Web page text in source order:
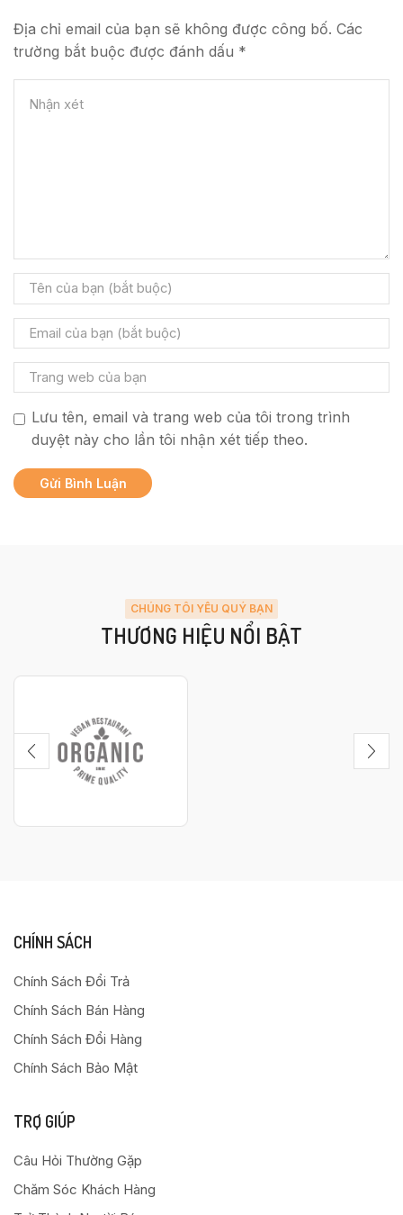
Địa chỉ email của bạn sẽ không được công bố. Các
trường bắt buộc được đánh dấu *
Lưu tên, email và trang web của tôi trong trình
duyệt này cho lần tôi nhận xét tiếp theo.
CHÚNG TÔI YÊU QUÝ BẠN
THƯƠNG HIỆU NỔI BẬT
CHÍNH SÁCH
Chính Sách Đổi Trả
Chính Sách Bán Hàng
Chính Sách Đổi Hàng
Chính Sách Bảo Mật
TRỢ GIÚP
Câu Hỏi Thường Gặp
Chăm Sóc Khách Hàng